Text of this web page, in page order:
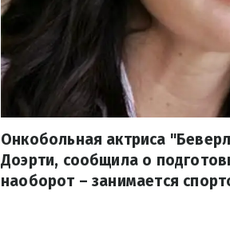
Онкобольная актриса
Доэрти, сообщила о
наоборот – занимается